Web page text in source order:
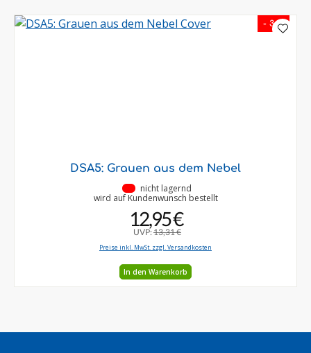
- 3 %
DSA5: Grauen aus dem Nebel
nicht lagernd
wird auf Kundenwunsch bestellt
12,95 €
UVP: 13,31 €
Preise inkl. MwSt. zzgl. Versandkosten
In den Warenkorb